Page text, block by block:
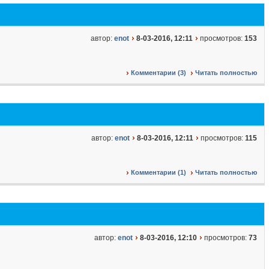
автор: enot 8-03-2016, 12:11 просмотров: 153
Комментарии (3) Читать полностью
автор: enot 8-03-2016, 12:11 просмотров: 115
Комментарии (1) Читать полностью
автор: enot 8-03-2016, 12:10 просмотров: 73